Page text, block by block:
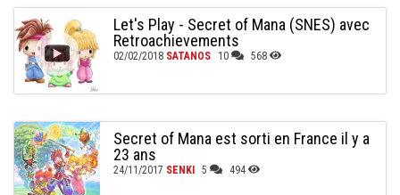
Let's Play - Secret of Mana (SNES) avec
Retroachievements
02/02/2018 SATANOS 10 568
Secret of Mana est sorti en France il y a
23 ans
24/11/2017 SENKI 5 494